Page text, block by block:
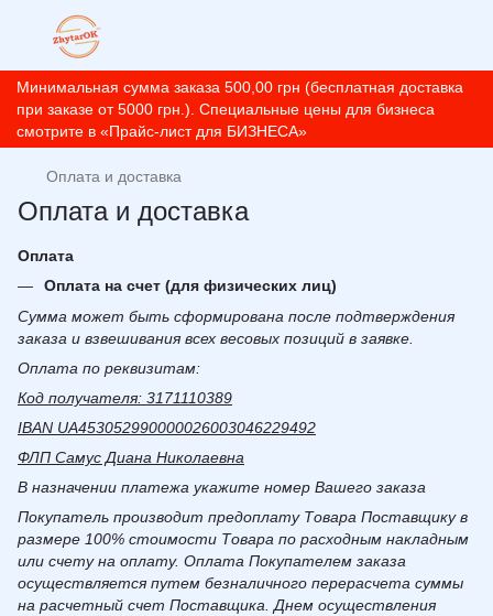
Минимальная сумма заказа 500,00 грн (бесплатная доставка
при заказе от 5000 грн.). Специальные цены для бизнеса
смотрите в «Прайс-лист для БИЗНЕСА»
Оплата и доставка
Оплата и доставка
Оплата
Оплата на счет (для физических лиц)
Сумма может быть сформирована после подтверждения
заказа и взвешивания всех весовых позиций в заявке.
Оплата по реквизитам:
Код получателя: 3171110389
IBAN UA453052990000026003046229492
ФЛП Самус Диана Николаевна
В назначении платежа укажите номер Вашего заказа
Покупатель производит предоплату Товара Поставщику в
размере 100% стоимости Товара по расходным накладным
или счету на оплату. Оплата Покупателем заказа
осуществляется путем безналичного перерасчета суммы
на расчетный счет Поставщика. Днем осуществления